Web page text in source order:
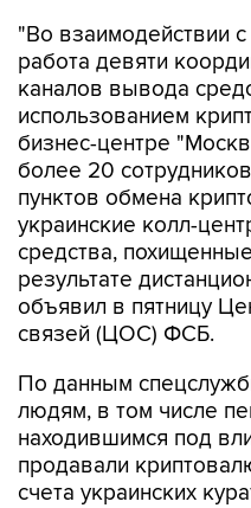
"Во взаимодействии
работа девяти
каналов вывода
использованием
бизнес-центре
более 20
пунктов обмена
украинские колл-
средства,
результате
объявил в пятницу
связей (ЦОС) ФСБ.
По данным
людям, в том числе
находившимся под
продавали
счета украинских